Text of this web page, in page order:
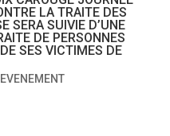
LA TRAITE DES
SERA SUIVIE D’UNE
DE PERSONNES
SES VICTIMES DE
EVENEMENT